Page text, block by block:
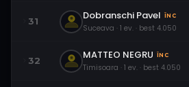
31 Dobranschi Pavel ÎNC
Suceava · 1 ev. · best 4.050
32 MATTEO NEGRU ÎNC
Timisoara · 1 ev. · best 4.050